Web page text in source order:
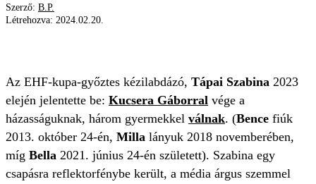
Szerző: B.P.
Létrehozva: 2024.02.20.
Az EHF-kupa-győztes kézilabdázó, Tápai Szabina 2023
elején jelentette be: Kucsera Gáborral vége a
házasságuknak, három gyermekkel válnak. (Bence fiúk
2013. október 24-én, Milla lányuk 2018 novemberében,
míg Bella 2021. június 24-én született). Szabina egy
csapásra reflektorfénybe került, a média árgus szemmel